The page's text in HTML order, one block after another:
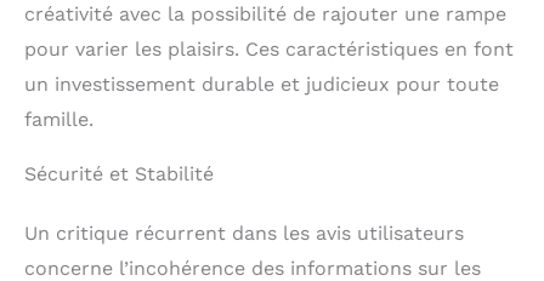
créativité avec la possibilité de rajouter une rampe
pour varier les plaisirs. Ces caractéristiques en font
un investissement durable et judicieux pour toute
famille.
Sécurité et Stabilité
Un critique récurrent dans les avis utilisateurs
concerne l’incohérence des informations sur les